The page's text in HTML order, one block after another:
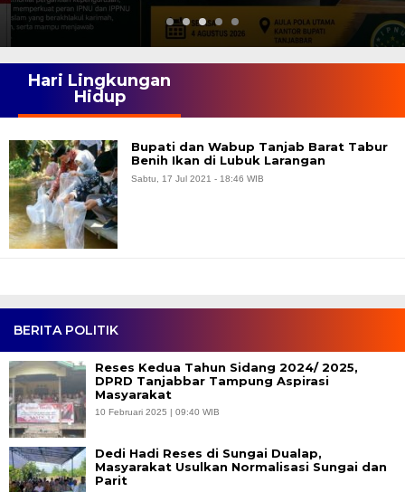
BERITA POLITIK
Reses Kedua Tahun Sidang 2024/ 2025,
DPRD Tanjabbar Tampung Aspirasi
Masyarakat
10 Februari 2025 | 09:40 WIB
Dedi Hadi Reses di Sungai Dualap,
Masyarakat Usulkan Normalisasi Sungai dan
Parit
Hari Lingkungan
Hidup
Bupati dan Wabup Tanjab Barat Tabur
Benih Ikan di Lubuk Larangan
Sabtu, 17 Jul 2021 - 18:46 WIB